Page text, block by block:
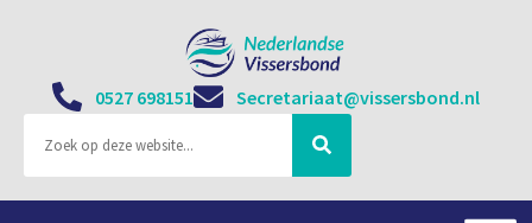
0527 698151 Secretariaat@vissersbond.nl